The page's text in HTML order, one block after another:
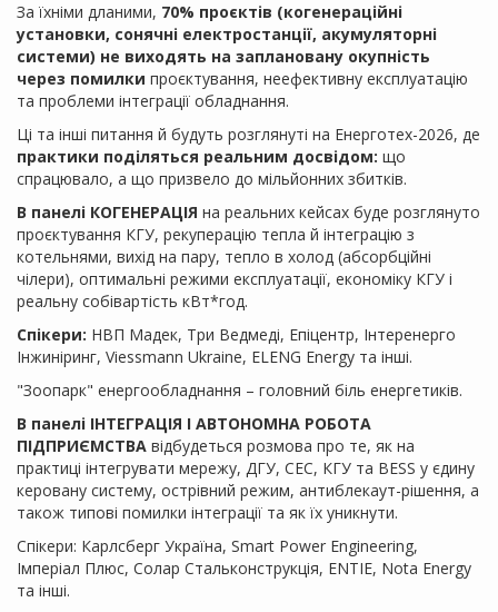
За їхніми дланими, 70% проєктів (когенераційні
установки, сонячні електростанції, акумуляторні
системи) не виходять на заплановану окупність
через помилки проєктування, неефективну експлуатацію
та проблеми інтеграції обладнання.
Ці та інші питання й будуть розглянуті на Енерготех-2026, де
практики поділяться реальним досвідом: що
спрацювало, а що призвело до мільйонних збитків.
В панелі КОГЕНЕРАЦІЯ на реальних кейсах буде розглянуто
проєктування КГУ, рекуперацію тепла й інтеграцію з
котельнями, вихід на пару, тепло в холод (абсорбційні
чілери), оптимальні режими експлуатації, економіку КГУ і
реальну собівартість кВт*год.
Спікери: НВП Мадек, Три Ведмеді, Епіцентр, Інтеренерго
Інжиніринг, Viessmann Ukraine, ELENG Energy та інші.
"Зоопарк" енергообладнання – головний біль енергетиків.
В панелі ІНТЕГРАЦІЯ І АВТОНОМНА РОБОТА
ПІДПРИЄМСТВА відбудеться розмова про те, як на
практиці інтегрувати мережу, ДГУ, СЕС, КГУ та BESS у єдину
керовану систему, острівний режим, антиблекаут-рішення, а
також типові помилки інтеграції та як їх уникнути.
Спікери: Карлсберг Україна, Smart Power Engineering,
Імперіал Плюс, Солар Стальконструкція, ENTIE, Nota Energy
та інші.